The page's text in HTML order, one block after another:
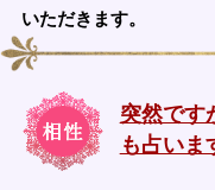
いただきます。
突然です
も占いま